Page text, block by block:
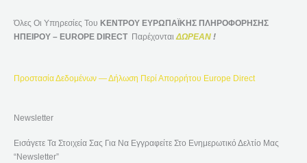
Όλες Οι Υπηρεσίες Του ΚΕΝΤΡΟΥ ΕΥΡΩΠΑΪΚΗΣ ΠΛΗΡΟΦΟΡΗΣΗΣ
ΗΠΕΙΡΟΥ – EUROPE DIRECT Παρέχονται ΔΩΡΕΑΝ !
Προστασία Δεδομένων — Δήλωση Περί Απορρήτου Europe Direct
Newsletter
Εισάγετε Τα Στοιχεία Σας Για Να Εγγραφείτε Στο Ενημερωτικό Δελτίο Μας
“Newsletter”